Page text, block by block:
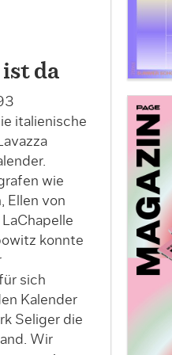
da
italienische
wie
Ellen von
konnte
sich
Kalender
Seliger die
Wir